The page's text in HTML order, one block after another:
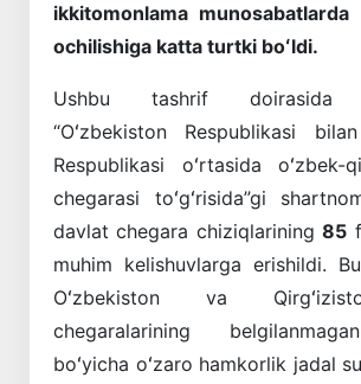
ikkitomonlama
ochilishiga katta turtki boʻldi.
Ushbu tashrif doirasida
“Oʻzbekiston Respublikasi
Respublikasi oʻrtasida oʻzbek-
chegarasi toʻgʻrisida”gi
davlat chegara chiziqlarining85
muhim kelishuvlarga erishildi.
Oʻzbekiston va
chegaralarining
boʻyicha oʻzaro hamkorlik jadal